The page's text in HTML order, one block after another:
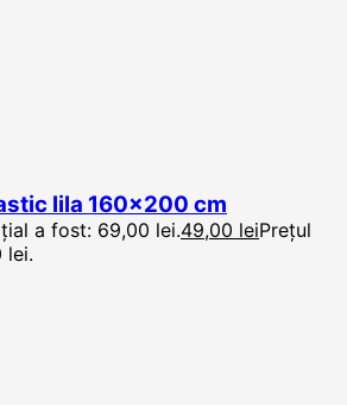
lila 160×200 cm
a fost: 69,00 lei.49,00 leiPrețul
lei.